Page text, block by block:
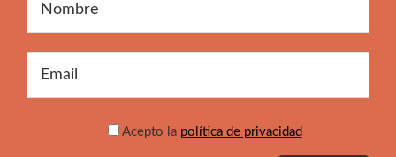
Acepto la política de privacidad